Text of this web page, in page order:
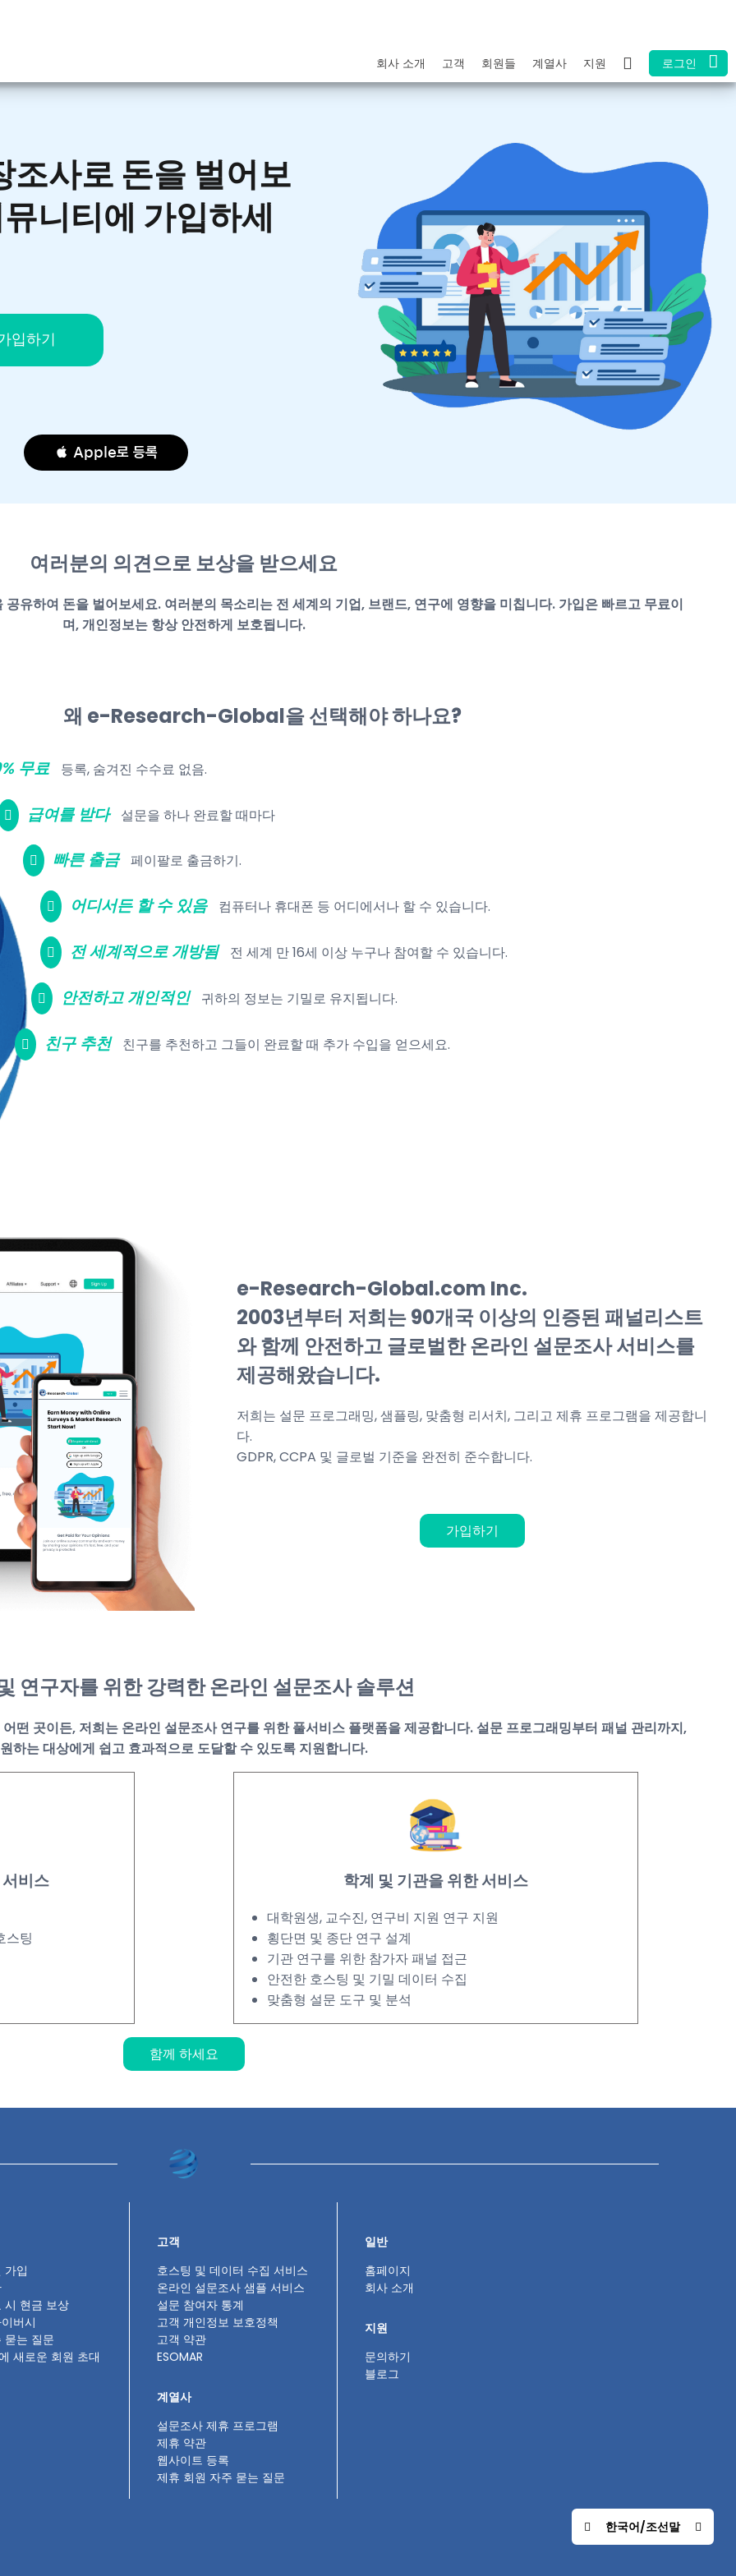
회사 소개 고객 회원들 계열사 지원 로그인
조사로 돈을 벌어보
니티에 가입하세
입하기
 Apple로 등록
여러분의 의견으로 보상을 받으세요
유하여 돈을 벌어보세요. 여러분의 목소리는 전 세계의 기업, 브랜드, 연구에 영향을 미칩니다. 가입은 빠르고 무료이
며, 개인정보는 항상 안전하게 보호됩니다.
왜 e-Research-Global을 선택해야 하나요?
무료 등록, 숨겨진 수수료 없음.
급여를 받다 설문을 하나 완료할 때마다
빠른 출금 페이팔로 출금하기.
어디서든 할 수 있음 컴퓨터나 휴대폰 등 어디에서나 할 수 있습니다.
전 세계적으로 개방됨 전 세계 만 16세 이상 누구나 참여할 수 있습니다.
안전하고 개인적인 귀하의 정보는 기밀로 유지됩니다.
친구 추천 친구를 추천하고 그들이 완료할 때 추가 수입을 얻으세요.
e-Research-Global.com Inc.
2003년부터 저희는 90개국 이상의 인증된 패널리스트
와 함께 안전하고 글로벌한 온라인 설문조사 서비스를
제공해왔습니다.
저희는 설문 프로그래밍, 샘플링, 맞춤형 리서치, 그리고 제휴 프로그램을 제공합니
다.
GDPR, CCPA 및 글로벌 기준을 완전히 준수합니다.
가입하기
연구자를 위한 강력한 온라인 설문조사 솔루션
떤 곳이든, 저희는 온라인 설문조사 연구를 위한 풀서비스 플랫폼을 제공합니다. 설문 프로그래밍부터 패널 관리까지,
원하는 대상에게 쉽고 효과적으로 도달할 수 있도록 지원합니다.
비스
스팅
학계 및 기관을 위한 서비스
대학원생, 교수진, 연구비 지원 연구 지원
횡단면 및 종단 연구 설계
기관 연구를 위한 참가자 패널 접근
안전한 호스팅 및 기밀 데이터 수집
맞춤형 설문 도구 및 분석
함께 하세요
가입
시 현금 보상
버시
묻는 질문
새로운 회원 초대
고객
호스팅 및 데이터 수집 서비스
온라인 설문조사 샘플 서비스
설문 참여자 통계
고객 개인정보 보호정책
고객 약관
ESOMAR
계열사
설문조사 제휴 프로그램
제휴 약관
웹사이트 등록
제휴 회원 자주 묻는 질문
일반
홈페이지
회사 소개
지원
문의하기
블로그
한국어/조선말